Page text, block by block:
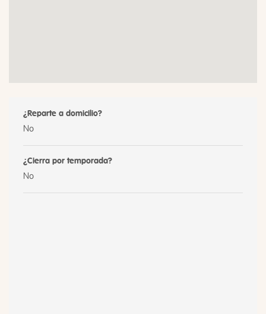
¿Reparte a domicilio?
No
¿Cierra por temporada?
No